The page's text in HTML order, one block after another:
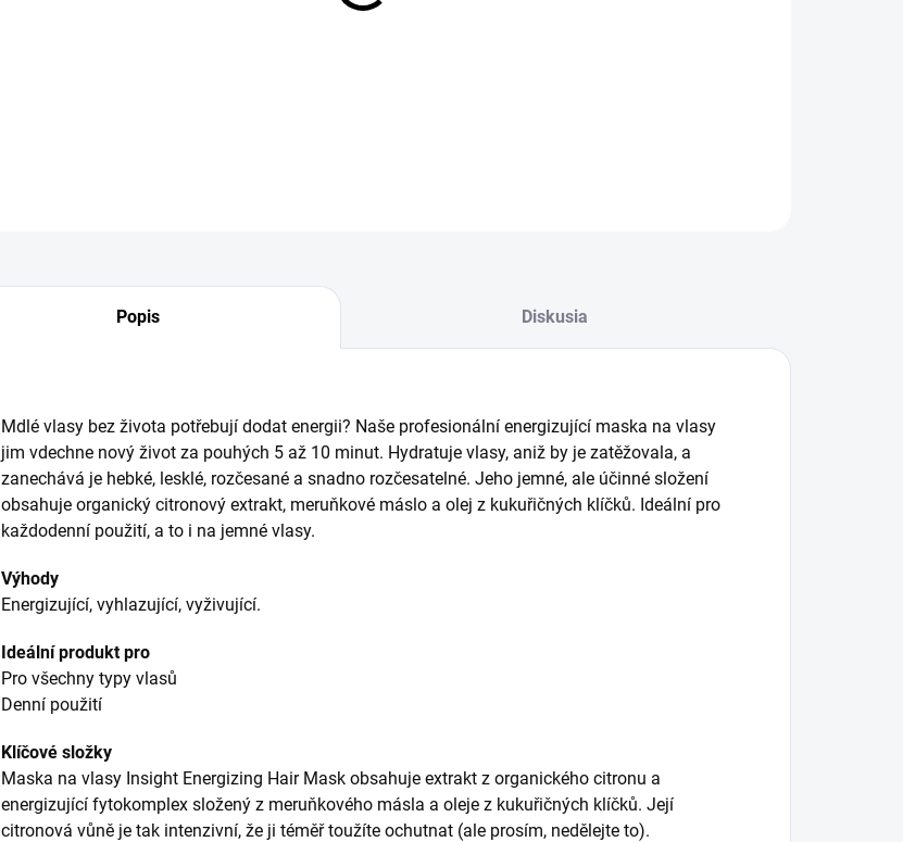
Popis Diskusia
Mdlé vlasy bez života potřebují dodat energii? Naše profesionální energizující maska na vlasy
jim vdechne nový život za pouhých 5 až 10 minut. Hydratuje vlasy, aniž by je zatěžovala, a
zanechává je hebké, lesklé, rozčesané a snadno rozčesatelné. Jeho jemné, ale účinné složení
obsahuje organický citronový extrakt, meruňkové máslo a olej z kukuřičných klíčků. Ideální pro
každodenní použití, a to i na jemné vlasy.
Výhody
Energizující, vyhlazující, vyživující.
Ideální produkt pro
Pro všechny typy vlasů
Denní použití
Klíčové složky
Maska na vlasy Insight Energizing Hair Mask obsahuje extrakt z organického citronu a
energizující fytokomplex složený z meruňkového másla a oleje z kukuřičných klíčků. Její
citronová vůně je tak intenzivní, že ji téměř toužíte ochutnat (ale prosím, nedělejte to).